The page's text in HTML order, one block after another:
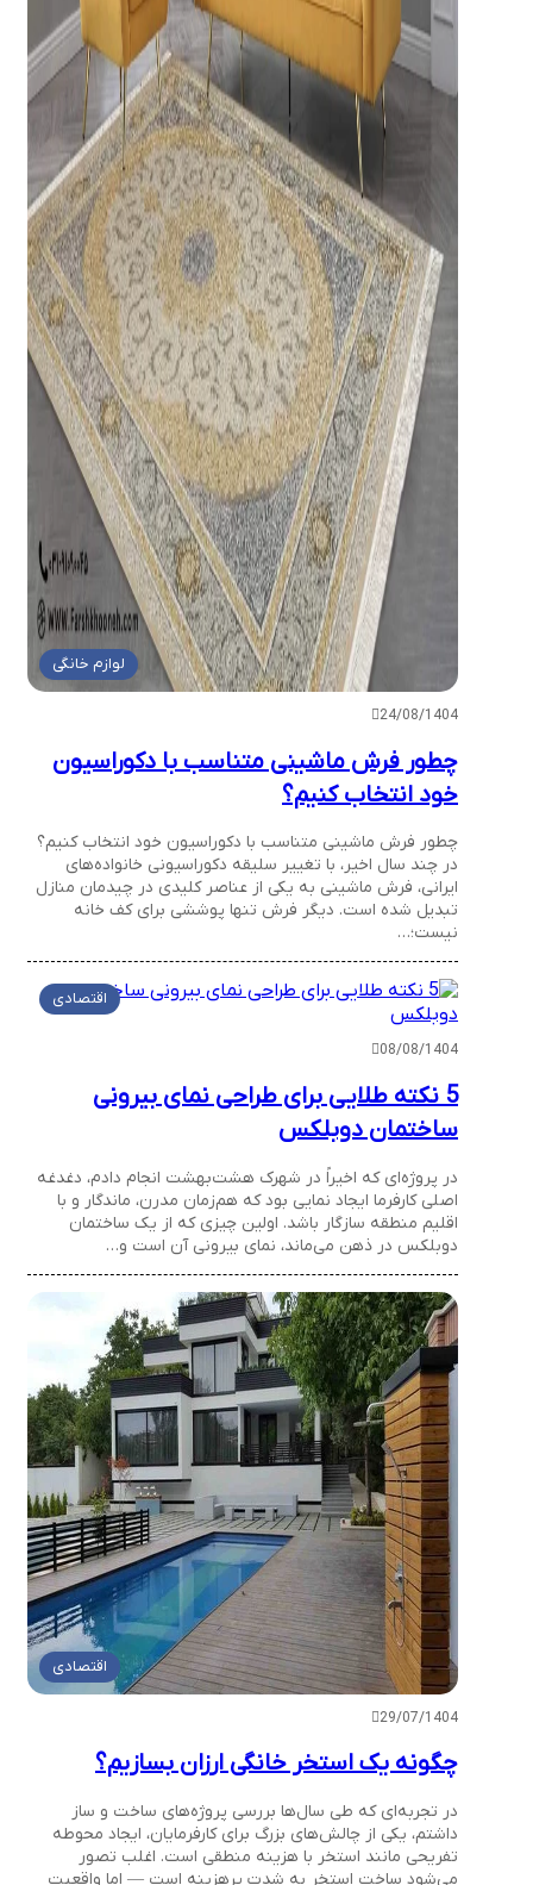
لوازم خانگی
24/08/1404
چطور فرش ماشینی متناسب با دکوراسیون
خود انتخاب کنیم؟
چطور فرش ماشینی متناسب با دکوراسیون خود انتخاب کنیم؟
در چند سال اخیر، با تغییر سلیقه دکوراسیونی خانواده‌های
ایرانی، فرش ماشینی به یکی از عناصر کلیدی در چیدمان منازل
تبدیل شده است. دیگر فرش تنها پوششی برای کف خانه
نیست؛…
اقتصادی
08/08/1404
5 نکته طلایی برای طراحی نمای بیرونی
ساختمان دوبلکس
در پروژه‌ای که اخیراً در شهرک هشت‌بهشت انجام دادم، دغدغه
اصلی کارفرما ایجاد نمایی بود که هم‌زمان مدرن، ماندگار و با
اقلیم منطقه سازگار باشد. اولین چیزی که از یک ساختمان
دوبلکس در ذهن می‌ماند، نمای بیرونی آن است و…
اقتصادی
29/07/1404
چگونه یک استخر خانگی ارزان بسازیم؟
در تجربه‌ای که طی سال‌ها بررسی پروژه‌های ساخت و ساز
داشتم، یکی از چالش‌های بزرگ برای کارفرمایان، ایجاد محوطه
تفریحی مانند استخر با هزینه منطقی است. اغلب تصور
می‌شود ساخت استخر به شدت پرهزینه است — اما واقعیت